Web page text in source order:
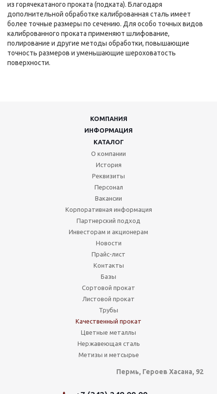
из горячекатаного проката (подката). Благодаря
дополнительной обработке калиброванная сталь имеет
более точные размеры по сечению. Для особо точных видов
калиброванного проката применяют шлифование,
полирование и другие методы обработки, повышающие
точность размеров и уменьшающие шероховатость
поверхности.
КОМПАНИЯ
ИНФОРМАЦИЯ
КАТАЛОГ
О компании
История
Реквизиты
Персонал
Вакансии
Корпоративная информация
Партнерский подход
Инвесторам и акционерам
Новости
Прайс-лист
Контакты
Базы
Сортовой прокат
Листовой прокат
Трубы
Качественный прокат
Цветные металлы
Нержавеющая сталь
Метизы и метсырье
Пермь, Героев Хасана, 92